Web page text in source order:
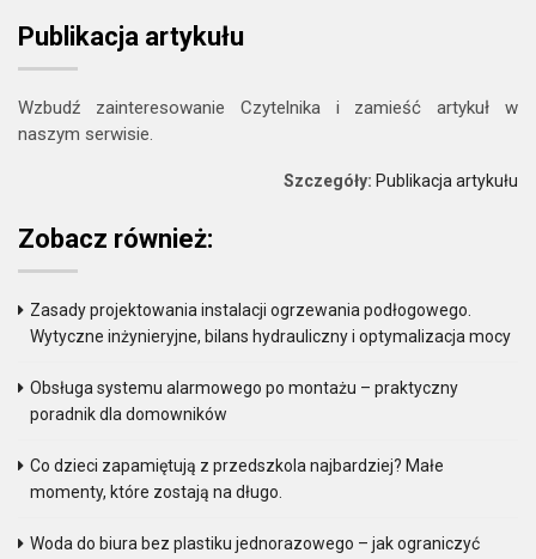
Publikacja artykułu
Wzbudź zainteresowanie Czytelnika i zamieść artykuł w
naszym serwisie.
Szczegóły: Publikacja artykułu
Zobacz również:
Zasady projektowania instalacji ogrzewania podłogowego.
Wytyczne inżynieryjne, bilans hydrauliczny i optymalizacja mocy
Obsługa systemu alarmowego po montażu – praktyczny
poradnik dla domowników
Co dzieci zapamiętują z przedszkola najbardziej? Małe
momenty, które zostają na długo.
Woda do biura bez plastiku jednorazowego – jak ograniczyć